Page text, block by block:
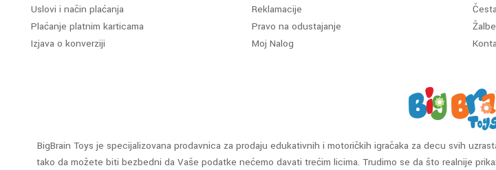
Uslovi i način plaćanja
Plaćanje platnim karticama
Izjava o konverziji
Reklamacije
Pravo na odustajanje
Moj Nalog
BigBrain Toys je specijalizovana prodavnica za prodaju edukativnih i motoričkih igračaka za decu svih
tako da možete biti bezbedni da Vaše podatke nećemo davati trećim licima. Trudimo se da što realnije